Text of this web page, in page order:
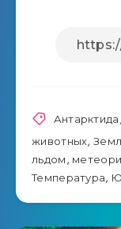
Антарктида
животных,
льдом,
Температура,